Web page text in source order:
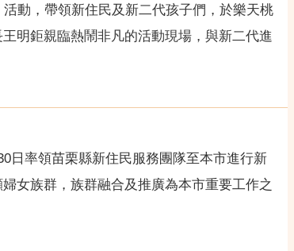
動，帶領新住民及新二代孩子們，於樂天桃
明鉅親臨熱鬧非凡的活動現場，與新二代進
日率領苗栗縣新住民服務團隊至本市進行新
女族群，族群融合及推廣為本市重要工作之